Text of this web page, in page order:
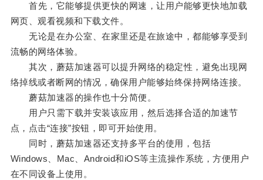
首先，它能够提供更快的网速，让用户能够更快地加载
网页、观看视频和下载文件。
无论是在办公室、在家里还是在旅途中，都能够享受到
流畅的网络体验。
其次，蘑菇加速器可以提升网络的稳定性，避免出现网
络掉线或者断网的情况，确保用户能够始终保持网络连接。
蘑菇加速器的操作也十分简便。
用户只需下载并安装该应用，然后选择合适的加速节
点，点击“连接”按钮，即可开始使用。
同时，蘑菇加速器还支持多平台的使用，包括
Windows、Mac、Android和iOS等主流操作系统，方便用户
在不同设备上使用。